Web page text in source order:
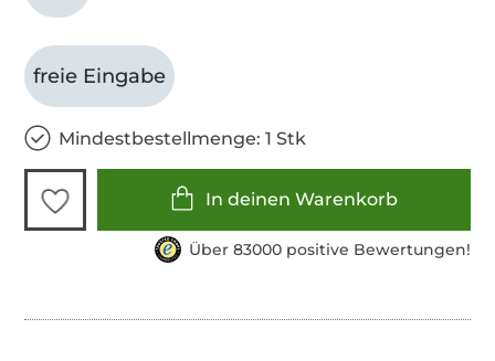
freie Eingabe
Mindestbestellmenge: 1 Stk
In deinen Warenkorb
Über 83000 positive Bewertungen!